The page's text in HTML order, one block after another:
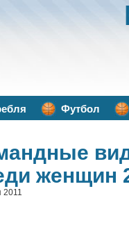
Футбол
женщин
2011